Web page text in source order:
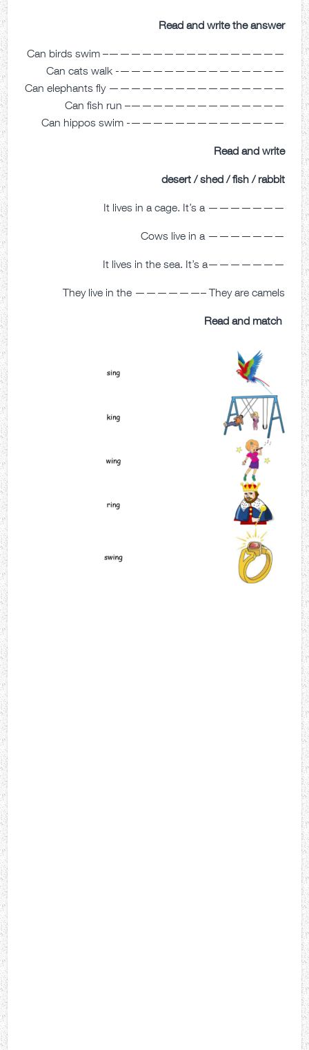
Read and write the answer
————————————————– Can birds swim
———————————————- Can cats walk
———————————————— Can elephants fly
——————————————– Can fish run
——————————————- Can hippos swim
Read and write
desert / shed / fish / rabbit
——————— It lives in a cage. It’s a
——————— Cows live in a
———————It lives in the sea. It’s a
They live in the ——————– They are camels
Read and match